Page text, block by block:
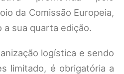
da Comissão Europeia,
a sua quarta edição.
logística e sendo
limitado, é obrigatória a